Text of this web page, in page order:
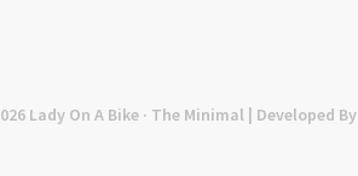
Lady On A Bike · The Minimal | Developed By